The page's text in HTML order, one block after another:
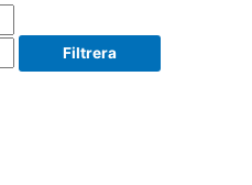
Filtrera